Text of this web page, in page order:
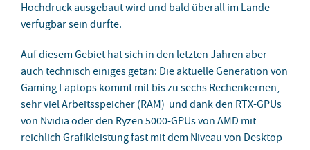
Hochdruck ausgebaut wird und bald überall im Lande
verfügbar sein dürfte.
Auf diesem Gebiet hat sich in den letzten Jahren aber
auch technisch einiges getan: Die aktuelle Generation von
Gaming Laptops kommt mit bis zu sechs Rechenkernen,
sehr viel Arbeitsspeicher (RAM) und dank den RTX-GPUs
von Nvidia oder den Ryzen 5000-GPUs von AMD mit
reichlich Grafikleistung fast mit dem Niveau von Desktop-